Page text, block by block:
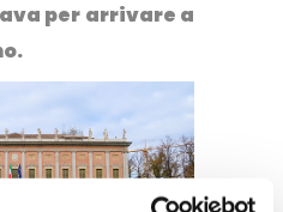
per arrivare a